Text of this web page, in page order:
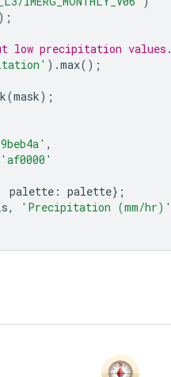
low precipitation values.
).max();
(mask);
,
'af0000'
palette : palette};
, 'Precipitation (mm/hr)'